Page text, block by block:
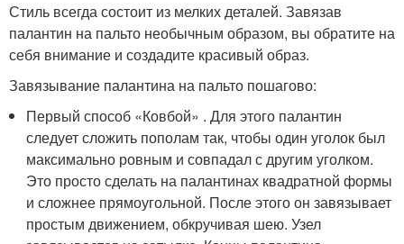
Стиль всегда состоит из мелких деталей. Завязав
палантин на пальто необычным образом, вы обратите на
себя внимание и создадите красивый образ.
Завязывание палантина на пальто пошагово:
Первый способ «Ковбой» . Для этого палантин
следует сложить пополам так, чтобы один уголок был
максимально ровным и совпадал с другим уголком.
Это просто сделать на палантинах квадратной формы
и сложнее прямоугольной. После этого он завязывает
простым движением, обкручивая шею. Узел